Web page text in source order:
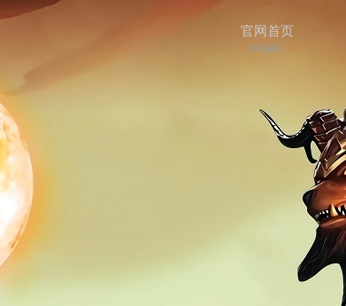
官网首页
HOME